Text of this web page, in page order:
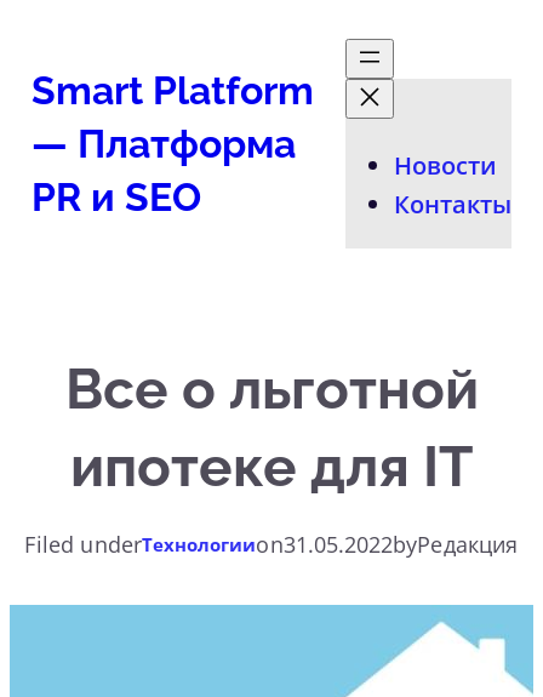
содержимому
Smart Platform
— Платформа
PR и SEO
Новости
Контакты
Все о льготной
ипотеке для IT
Filed underТехнологииon31.05.2022byРедакция